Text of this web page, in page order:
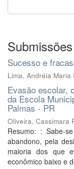
Sucesso e
Lima, Andréia Maria
Evasão escolar,
da Escola
Palmas - PR
Oliveira, Cassimara
Resumo: : Sabe-
abandono, pela
maioria dos que
econômico baixo e